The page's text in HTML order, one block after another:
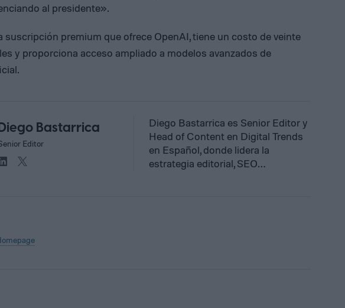
al presidente».
suscripción premium que ofrece OpenAI, tiene un costo de veinte
y proporciona acceso ampliado a modelos avanzados de
Bastarrica
Editor
Diego Bastarrica es Senior Editor y
Head of Content en Digital Trends
en Español, donde lidera la
estrategia editorial, SEO…